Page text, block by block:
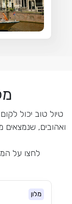
טיול טוב יכול
ואהובים, שנמצאים
לחצו על
מלון